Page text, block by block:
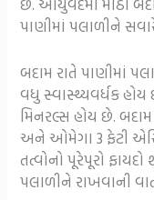
પાણીમાં પલાળીને
બદામ રાતે પાણીમાં
વધુ સ્વાસ્થ્યવર્ધક
મિનરલ્સ હોય છે.
અને ઓમેગા 3 ફેટી
તત્વોનો પૂરેપૂરો
પલાળીને રાખવાની